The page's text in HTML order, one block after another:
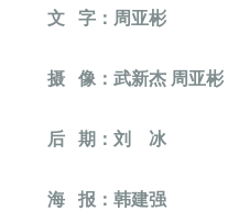
文 字：周亚彬
摄 像：武新杰 周亚彬
后 期：刘 冰
海 报：韩建强